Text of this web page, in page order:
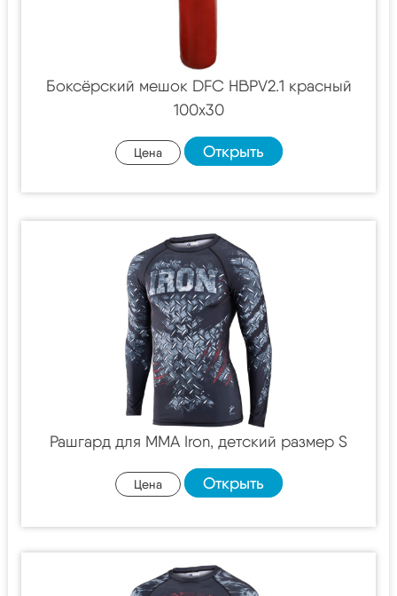
Боксёрский мешок DFC HBPV2.1 красный
100х30
Цена Открыть
Рашгард для MMA Iron, детский размер S
Цена Открыть